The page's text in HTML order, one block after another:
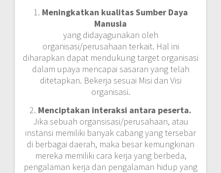
1. Meningkatkan kualitas Sumber Daya
Manusia
yang didayagunakan oleh
organisasi/perusahaan terkait. Hal ini
diharapkan dapat mendukung target organisasi
dalam upaya mencapai sasaran yang telah
ditetapkan. Bekerja sesuai Misi dan Visi
organisasi.
2. Menciptakan interaksi antara peserta.
Jika sebuah organsisasi/perusahaan, atau
instansi memiliki banyak cabang yang tersebar
di berbagai daerah, maka besar kemungkinan
mereka memiliki cara kerja yang berbeda,
pengalaman kerja dan pengalaman hidup yang